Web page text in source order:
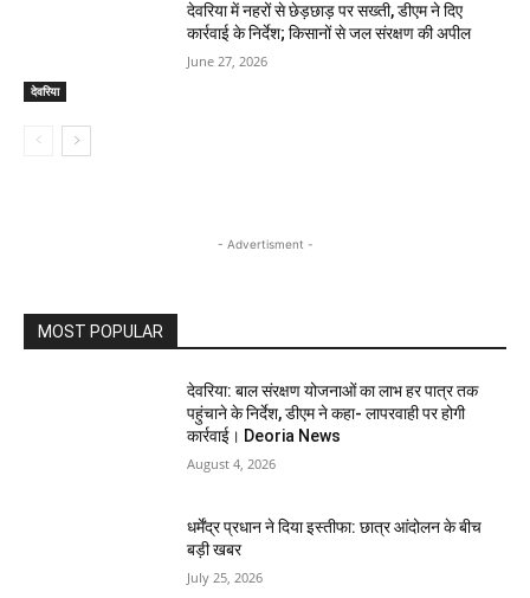
देवरिया
देवरिया में नहरों से छेड़छाड़ पर सख्ती, डीएम ने दिए
कार्रवाई के निर्देश; किसानों से जल संरक्षण की अपील
June 27, 2026
- Advertisment -
MOST POPULAR
देवरिया: बाल संरक्षण योजनाओं का लाभ हर पात्र तक
पहुंचाने के निर्देश, डीएम ने कहा- लापरवाही पर होगी
कार्रवाई। Deoria News
August 4, 2026
धर्मेंद्र प्रधान ने दिया इस्तीफा: छात्र आंदोलन के बीच
बड़ी खबर
July 25, 2026